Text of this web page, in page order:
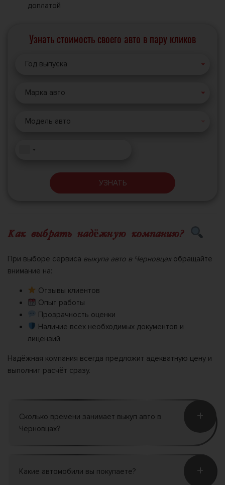
доплатой
Узнать стоимость своего авто в пару кликов
Год выпуска
Марка авто
Модель авто
УЗНАТЬ
Как выбрать надёжную компанию?
При выборе сервиса выкупа авто в Черновцахобращайте
внимание на:
Отзывы клиентов
Опыт работы
Прозрачность оценки
Наличие всех необходимых документов и
лицензий
Надёжная компания всегда предложит адекватную цену и
выполнит расчёт сразу.
Сколько времени занимает выкуп авто в
Черновцах?
+
Какие автомобили вы покупаете? +